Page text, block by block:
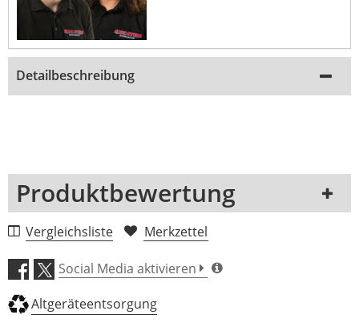
Detailbeschreibung
Produktbewertung
1 Rezension
5 Sterne
4 Sterne
3 Sterne
Vergleichsliste Merkzettel
Social Media aktivieren
Altgeräteentsorgung